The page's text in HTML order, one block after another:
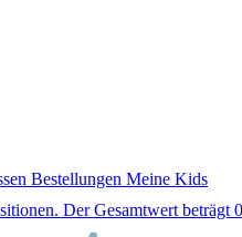
Bestellungen Meine Kids
Der Gesamtwert beträgt